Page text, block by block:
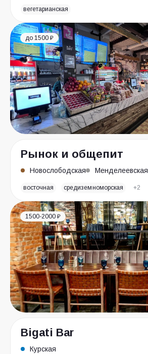
вегетарианская
до 1500 ₽
Рынок и общепит
Новослободская Менделеевская
восточная средиземноморская +2
1500-2000 ₽
Bigati Bar
Курская